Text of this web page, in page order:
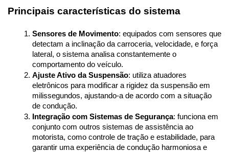
Principais características do sistema
Sensores de Movimento: equipados com sensores que
detectam a inclinação da carroceria, velocidade, e força
lateral, o sistema analisa constantemente o
comportamento do veículo.
Ajuste Ativo da Suspensão: utiliza atuadores
eletrônicos para modificar a rigidez da suspensão em
milissegundos, ajustando-a de acordo com a situação
de condução.
Integração com Sistemas de Segurança: funciona em
conjunto com outros sistemas de assistência ao
motorista, como controle de tração e estabilidade, para
garantir uma experiência de condução harmoniosa e